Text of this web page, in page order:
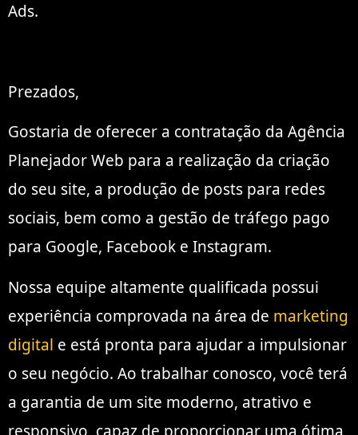
Ads.
Prezados,
Gostaria de oferecer a contratação da Agência
Planejador Web para a realização da criação
do seu site, a produção de posts para redes
sociais, bem como a gestão de tráfego pago
para Google, Facebook e Instagram.
Nossa equipe altamente qualificada possui
experiência comprovada na área de marketing
digital e está pronta para ajudar a impulsionar
o seu negócio. Ao trabalhar conosco, você terá
a garantia de um site moderno, atrativo e
responsivo, capaz de proporcionar uma ótima